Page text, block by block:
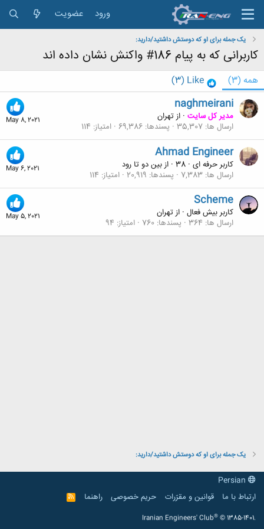
ورود عضویت
یک جمله برای او که دوستش داشتید/دارید:
کاربرانی که به پیام 186# واکنش نشان داده اند
همه (3)
Like
(3)
May 8, 2021
naghmeirani
مدیر کل سایت · ازتهران
ارسال ها 35,307 پسندها 69,386 امتیاز 114
May 6, 2021
Ahmad Engineer
کاربر حرفه ای ·
· ازبین دو تا رود
ارسال ها 7,383 پسندها 20,919 امتیاز 114
May 5, 2021
Scheme
کاربر بیش فعال · ازتهران
ارسال ها 364 پسندها 760 امتیاز 94
یک جمله برای او که دوستش داشتید/دارید:
ارتباط با ما
قوانین و مقرّرات حریم خصوصی راهنما
R
S
Iranian Engineers' Club® © 1385-1401.